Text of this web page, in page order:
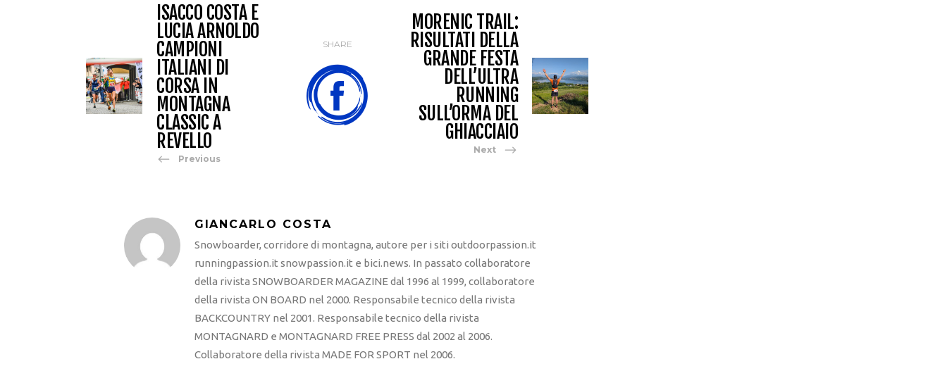
ISACCO COSTA E
LUCIA ARNOLDO
CAMPIONI
ITALIANI DI
CORSA IN
MONTAGNA
CLASSIC A
REVELLO
Previous
SHARE
MORENIC TRAIL:
RISULTATI DELLA
GRANDE FESTA
DELL’ULTRA
RUNNING
SULL’ORMA DEL
GHIACCIAIO
Next
GIANCARLO COSTA
Snowboarder, corridore di montagna, autore per i siti outdoorpassion.it
runningpassion.it snowpassion.it e bici.news. In passato collaboratore
della rivista SNOWBOARDER MAGAZINE dal 1996 al 1999, collaboratore
della rivista ON BOARD nel 2000. Responsabile tecnico della rivista
BACKCOUNTRY nel 2001. Responsabile tecnico della rivista
MONTAGNARD e MONTAGNARD FREE PRESS dal 2002 al 2006.
Collaboratore della rivista MADE FOR SPORT nel 2006.